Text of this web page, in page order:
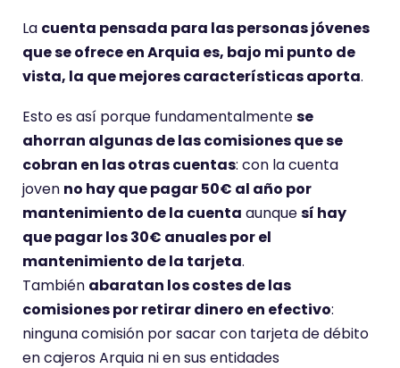
La cuenta pensada para las personas jóvenes
que se ofrece en Arquia es, bajo mi punto de
vista, la que mejores características aporta.
Esto es así porque fundamentalmentese
ahorran algunas de las comisiones que se
cobran en las otras cuentas: con la cuenta
joven no hay que pagar 50€ al año por
mantenimiento de la cuenta aunquesí hay
que pagar los 30€ anuales por el
mantenimiento de la tarjeta.
También abaratan los costes de las
comisiones por retirar dinero en efectivo:
ninguna comisión por sacar con tarjeta de débito
en cajeros Arquia ni en sus entidades